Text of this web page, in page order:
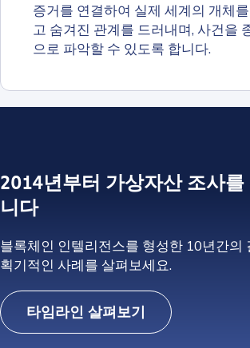
증거를 연결하여 실제 세계의 개체
고 숨겨진 관계를 드러내며, 사건을
으로 파악할 수 있도록 합니다.
2014년부터 가상자산 조사
니다
블록체인 인텔리전스를 형성한 10년간의
획기적인 사례를 살펴보세요.
타임라인 살펴보기